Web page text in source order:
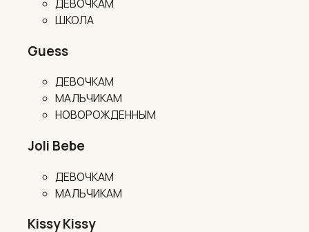
ДЕВОЧКАМ
ШКОЛА
Guess
ДЕВОЧКАМ
МАЛЬЧИКАМ
НОВОРОЖДЕННЫМ
Joli Bebe
ДЕВОЧКАМ
МАЛЬЧИКАМ
Kissy Kissy